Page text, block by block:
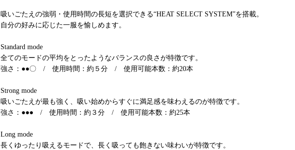
吸いごたえの強弱・使用時間の長短を選択できる“HEAT SELECT SYSTEM”を搭載。
自分の好みに応じた一服を愉しめます。
Standard mode
全てのモードの平均をとったようなバランスの良さが特徴です。
強さ：●●〇 / 使用時間：約５分 / 使用可能本数：約20本
Strong mode
吸いごたえが最も強く、吸い始めからすぐに満足感を味わえるのが特徴です。
強さ：●●● / 使用時間：約３分 / 使用可能本数：約25本
Long mode
長くゆったり吸えるモードで、長く吸っても飽きない味わいが特徴です。